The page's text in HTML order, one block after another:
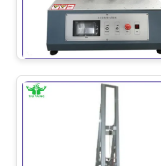
PHẨM
HƯỚNG
DẪN
Máy
cháy